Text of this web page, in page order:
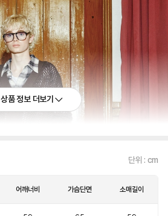
상품 정보 더보기
단위 : cm
어깨너비 가슴단면 소매길이